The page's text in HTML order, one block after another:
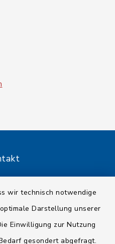
wir technisch notwendige
Darstellung unserer
Einwilligung zur Nutzung
gesondert abgefragt.